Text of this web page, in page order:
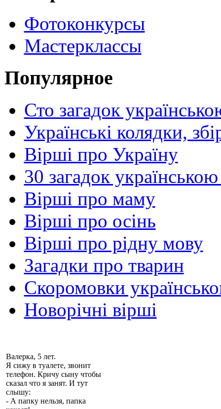
Фотоконкурсы
Мастерклассы
Популярное
Сто загадок
Українські колядки,
Вірші про Україну
30 загадок
Вірші про маму
Вірші про осінь
Вірші про рідну мову
Загадки про тварин
Скоромовки
Новорічні вірші
Валерка, 5 лет.
Я сижу в туалете, звонит
телефон. Кричу сыну чтобы
сказал что я занят. И тут
слышу:
- А папку нельзя, папка